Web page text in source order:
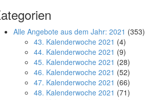
Alle Angebote aus dem Jahr: 2021 (353)
43. Kalenderwoche 2021 (4)
44. Kalenderwoche 2021 (9)
45. Kalenderwoche 2021 (28)
46. Kalenderwoche 2021 (52)
47. Kalenderwoche 2021 (66)
48. Kalenderwoche 2021 (71)